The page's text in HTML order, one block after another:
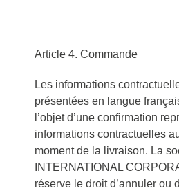
Article 4. Commande
Les informations
présentées en langue
l’objet d’une confirmation
informations contractuelles
moment de la livraison. La
INTERNATIONAL
réserve le droit d’annuler ou